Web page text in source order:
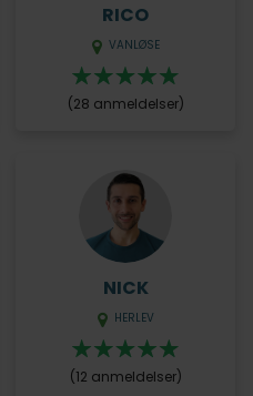
RICO
VANLØSE
(28 anmeldelser)
NICK
HERLEV
(12 anmeldelser)